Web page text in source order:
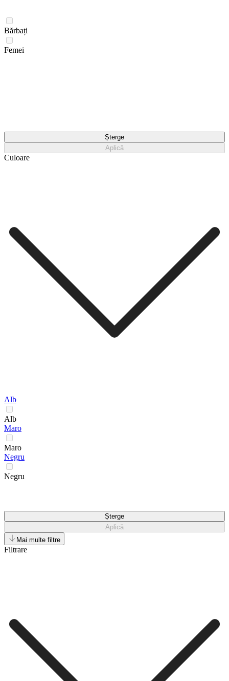
Bărbați
Femei
Șterge
Aplică
Culoare
Alb
Alb
Maro
Maro
Negru
Negru
Șterge
Aplică
Mai multe filtre
Filtrare